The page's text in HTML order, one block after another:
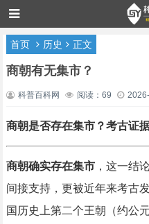
首页 历史 正文
商朝有无集市？
科普百科网 阅读：69
商朝是否存在集市？考古证
商朝确实存在集市，这一结
间接支持，更被近年来考古
国历史上第二个王朝（约公